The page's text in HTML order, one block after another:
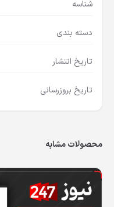
شناسه
دسته بندی
تاریخ انتشار
تاریخ بروزرسانی
محصولات مشابه